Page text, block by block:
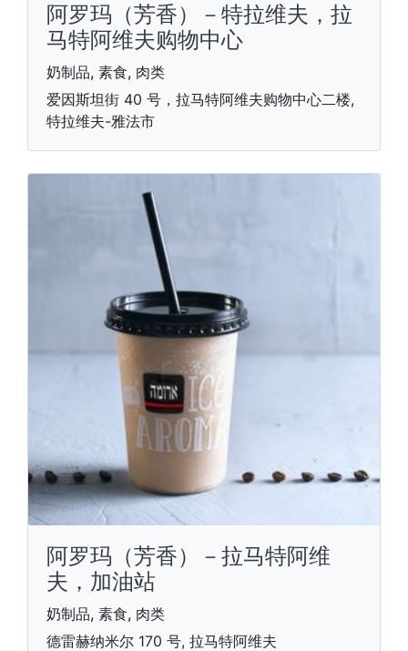
阿罗玛（芳香）－特拉维夫，拉
马特阿维夫购物中心
奶制品, 素食, 肉类
爱因斯坦街 40 号，拉马特阿维夫购物中心二楼,
特拉维夫-雅法市
阿罗玛（芳香）－拉马特阿维
夫，加油站
奶制品, 素食, 肉类
德雷赫纳米尔 170 号, 拉马特阿维夫